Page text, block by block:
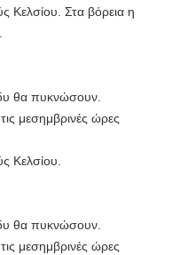
Κελσίου. Στα βόρεια η
θα πυκνώσουν.
μεσημβρινές ώρες
Κελσίου.
θα πυκνώσουν.
μεσημβρινές ώρες